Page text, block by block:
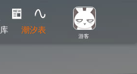
游客
潮汐表